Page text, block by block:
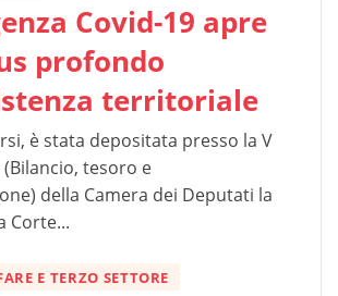
Covid-19 apre
profondo
territoriale
è stata depositata presso la V
tesoro e
della Camera dei Deputati la
Corte...
E TERZO SETTORE